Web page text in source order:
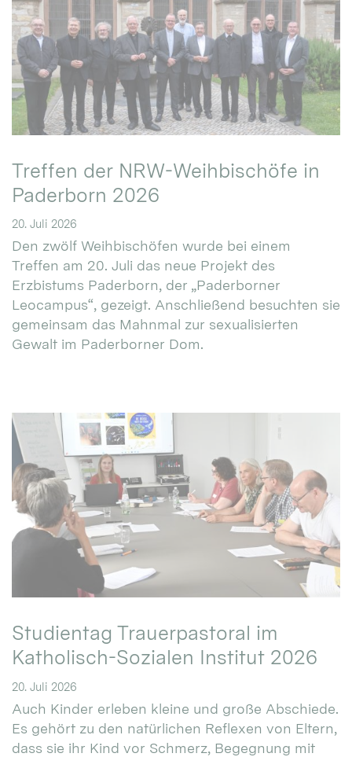
Treffen der NRW-Weihbischöfe in
Paderborn 2026
20. Juli 2026
Den zwölf Weihbischöfen wurde bei einem
Treffen am 20. Juli das neue Projekt des
Erzbistums Paderborn, der „Paderborner
Leocampus“, gezeigt. Anschließend besuchten sie
gemeinsam das Mahnmal zur sexualisierten
Gewalt im Paderborner Dom.
Studientag Trauerpastoral im
Katholisch-Sozialen Institut 2026
20. Juli 2026
Auch Kinder erleben kleine und große Abschiede.
Es gehört zu den natürlichen Reflexen von Eltern,
dass sie ihr Kind vor Schmerz, Begegnung mit